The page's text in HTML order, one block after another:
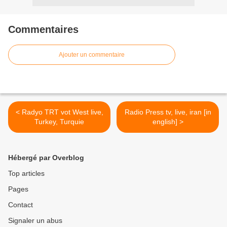
Commentaires
Ajouter un commentaire
< Radyo TRT vot West live,
Turkey, Turquie
Radio Press tv, live, iran [in
english] >
Hébergé par Overblog
Top articles
Pages
Contact
Signaler un abus